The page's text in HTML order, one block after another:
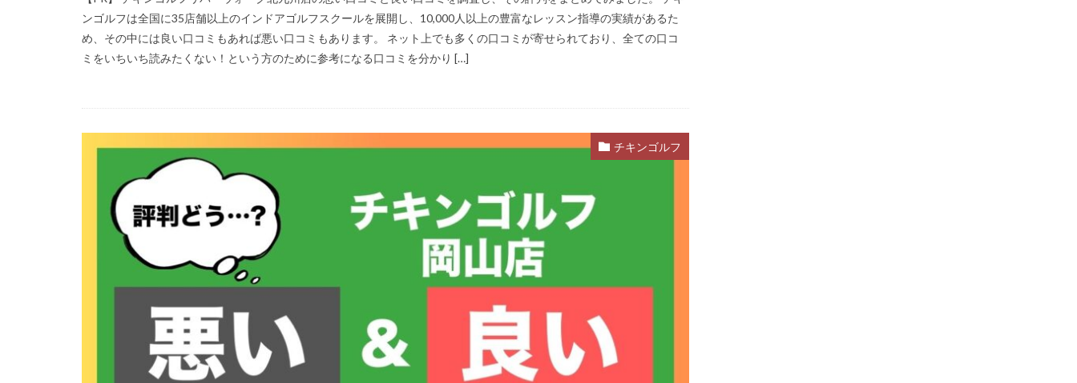
ンゴルフは全国に35店舗以上のインドアゴルフスクールを展開し、10,000人以上の豊富なレッスン指導の実績があるた
め、その中には良い口コミもあれば悪い口コミもあります。 ネット上でも多くの口コミが寄せられており、全ての口コ
ミをいちいち読みたくない！という方のために参考になる口コミを分かり […]
チキンゴルフ